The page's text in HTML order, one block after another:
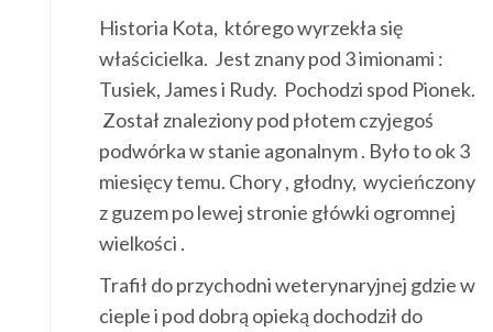
Historia Kota, którego wyrzekła się
właścicielka. Jest znany pod 3 imionami :
Tusiek, James i Rudy. Pochodzi spod Pionek.
Został znaleziony pod płotem czyjegoś
podwórka w stanie agonalnym . Było to ok 3
miesięcy temu. Chory , głodny, wycieńczony
z guzem po lewej stronie główki ogromnej
wielkości .
Trafił do przychodni weterynaryjnej gdzie w
cieple i pod dobrą opieką dochodził do